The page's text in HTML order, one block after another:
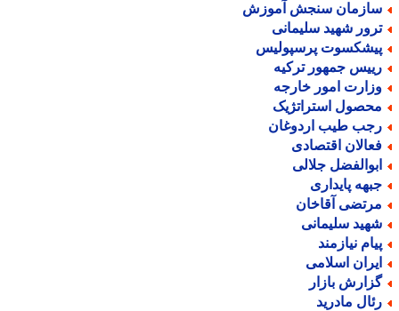
سنجش آموزش
شهید سلیمانی
پرسپولیس
جمهور ترکیه
امور خارجه
استراتژیک
طیب اردوغان
اقتصادی
جلالی
پایداری
آقاخان
سلیمانی
نیازمند
اسلامی
بازار
مادرید